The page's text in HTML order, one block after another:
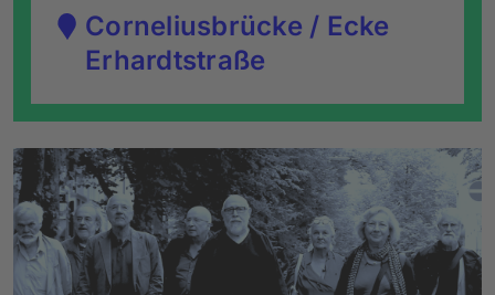
Corneliusbrücke / Ecke
Erhardtstraße